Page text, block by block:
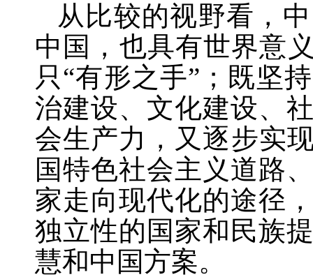
从比较的视野看，
中国，也具有世界意
只“有形之手”；既坚
治建设、文化建设、
会生产力，又逐步实
国特色社会主义道路
家走向现代化的途径
独立性的国家和民族
慧和中国方案。